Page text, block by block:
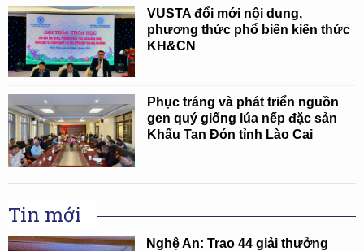
VUSTA đổi mới nội dung,
phương thức phổ biến kiến thức
KH&CN
Phục tráng và phát triển nguồn
gen quý giống lúa nếp đặc sản
Khẩu Tan Đón tỉnh Lào Cai
Tin mới
Nghệ An: Trao 44 giải thưởng